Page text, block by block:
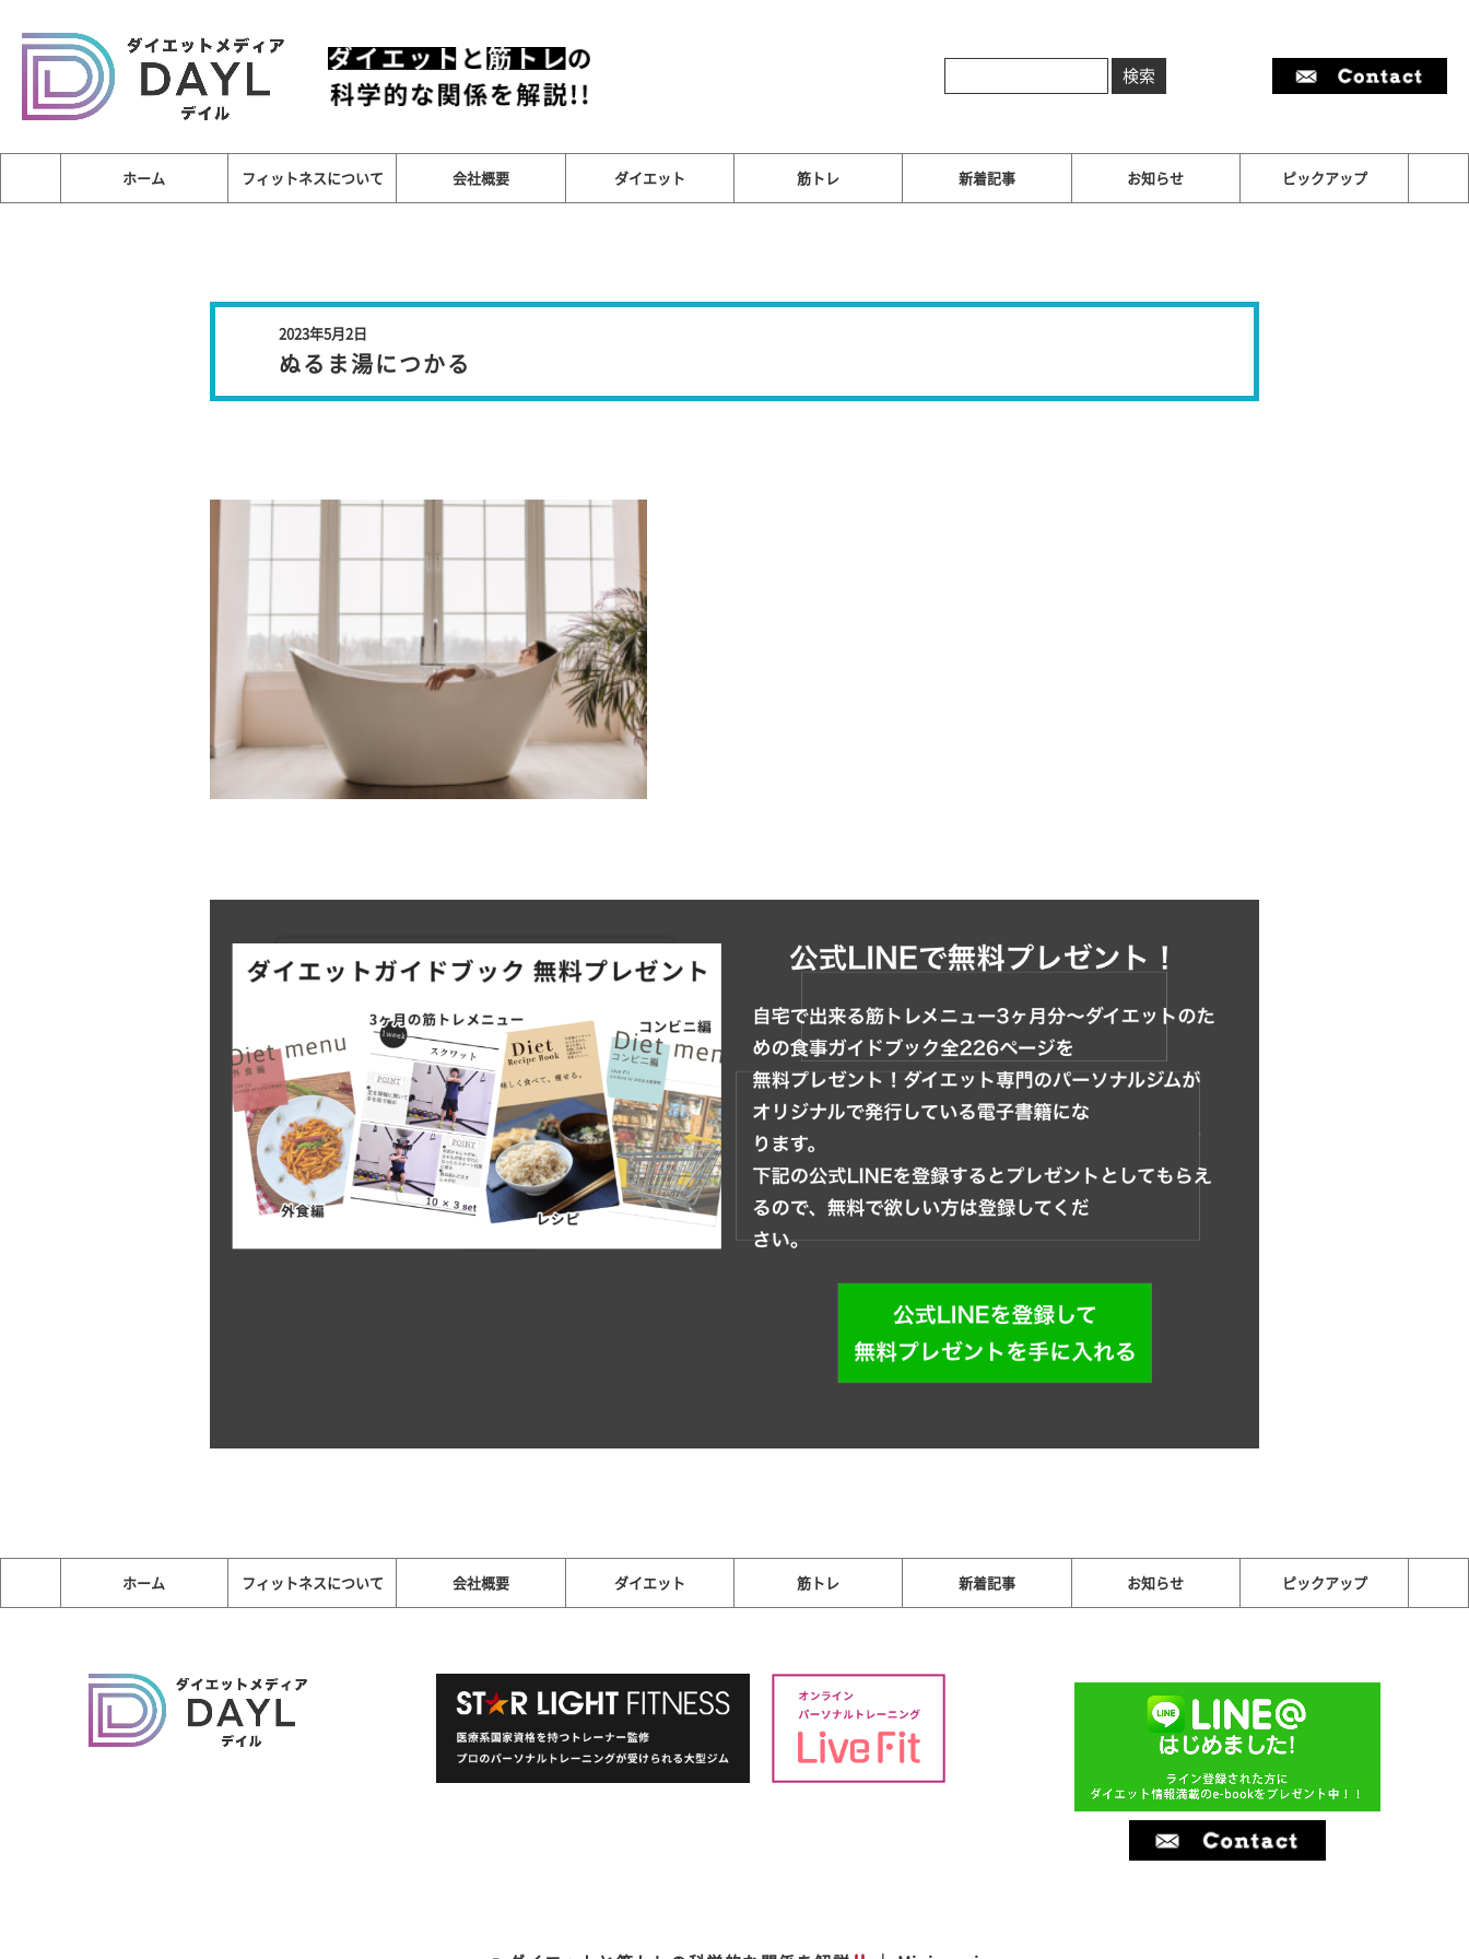
ホーム フィットネスについて 会社概要 ダイエット 筋トレ 新着記事 お知らせ ピックアップ
2023年5月2日
ぬるま湯につかる
ホーム フィットネスについて 会社概要 ダイエット 筋トレ 新着記事 お知らせ ピックアップ